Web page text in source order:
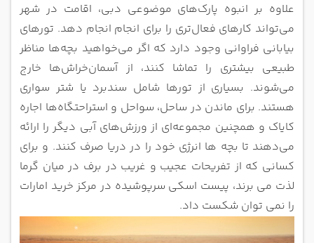
علاوه بر انبوه پارک‌های موضوعی دبی، اقامت در شهر
می‌تواند کارهای فعال‌تری را برای انجام انجام دهد. تورهای
بیابانی فراوانی وجود دارد که اگر می‌خواهید بچه‌ها مناظر
طبیعی بیشتری را تماشا کنند، از آسمان‌خراش‌ها خارج
می‌شوند. بسیاری از تورها شامل سندبرد یا شتر سواری
هستند. برای ماندن در ساحل، سواحل و استراحتگاه‌ها اجاره
کایاک و همچنین مجموعه‌ای از ورزش‌های آبی دیگر را ارائه
می‌دهند تا بچه ‌ها انرژی خود را در دریا صرف کنند. و برای
کسانی که از تفریحات عجیب و غریب در برف در میان گرما
لذت می برند، پیست اسکی سرپوشیده در مرکز خرید امارات
را نمی توان شکست داد.